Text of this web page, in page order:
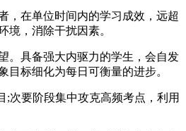
在单位时间内的学习成效，远超
境，消除干扰因素。
。具备强大内驱力的学生，会自发
标细化为每日可衡量的进步。
次要阶段集中攻克高频考点，利用